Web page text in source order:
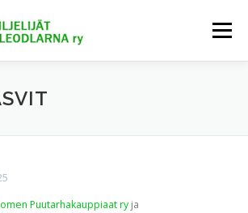
Valikko
MEISTÄ
Puutarhakauppiaat ry ja